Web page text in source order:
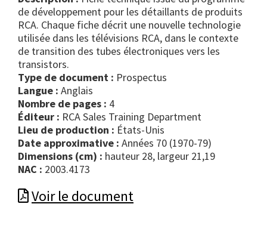
de développement pour les détaillants de produits
RCA. Chaque fiche décrit une nouvelle technologie
utilisée dans les télévisions RCA, dans le contexte
de transition des tubes électroniques vers les
transistors.
Type de document :
prospectus
Langue : Anglais
Nombre de pages : 4
Éditeur : RCA Sales Training Department
Lieu de production : États-Unis
Date approximative : Années 70 (1970-79)
Dimensions (cm) : hauteur 28, largeur 21,19
NAC : 2003.4173
Voir le document